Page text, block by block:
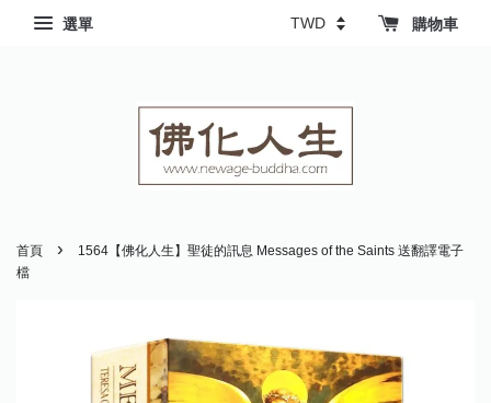
選單 購物車
首頁 ›
1564【佛化人生】聖徒的訊息 Messages of the Saints 送翻譯電子
檔